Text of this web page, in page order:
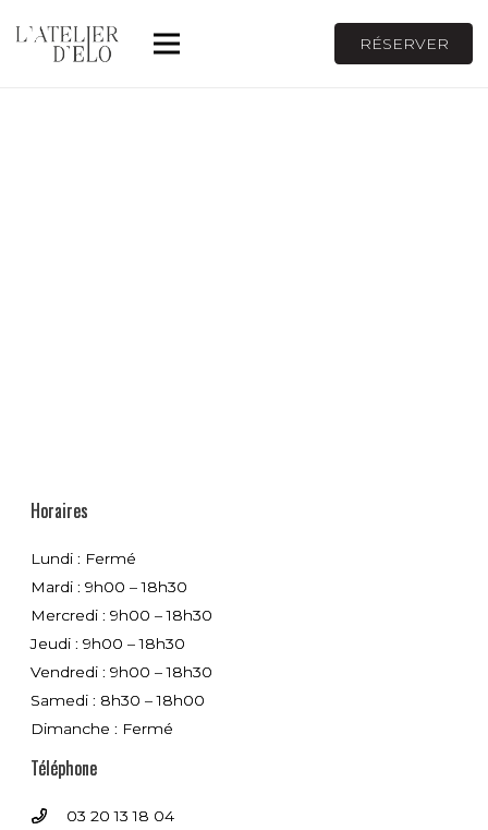
RÉSERVER
Horaires
Lundi : Fermé
Mardi : 9h00 – 18h30
Mercredi : 9h00 – 18h30
Jeudi : 9h00 – 18h30
Vendredi : 9h00 – 18h30
Samedi : 8h30 – 18h00
Dimanche : Fermé
Téléphone
03 20 13 18 04